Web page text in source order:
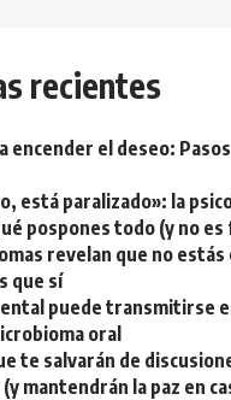
recientes
encender el deseo:
está paralizado»: la
pospones todo (y no
revelan que no estás
que sí
puede transmitirse
oral
te salvarán de
mantendrán la paz en